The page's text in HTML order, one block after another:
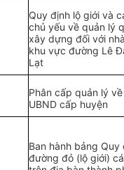
Quy định lộ giới và
chủ yếu về quản lý
xây dựng đối với
khu vực đường Lê
Lạt
Phân cấp quản lý
UBND cấp huyện
Ban hành bảng Quy
đường đỏ (lộ giới)